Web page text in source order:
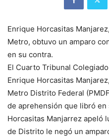
Enrique Horcasitas
Metro, obtuvo un amparo
en su contra.
El Cuarto Tribunal
Enrique Horcasitas
Metro Distrito Federal
de aprehensión que libró en
Horcasitas Manjarrez apeló
de Distrito le negó un